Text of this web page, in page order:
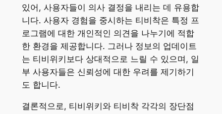
있어, 사용자들이 의사 결정을 내리는 데 유용합
니다. 사용자 경험을 중시하는 티비착은 특정 프
로그램에 대한 개인적인 의견을 나누기에 적합
한 환경을 제공합니다. 그러나 정보의 업데이트
는 티비위키보다 상대적으로 느릴 수 있으며, 일
부 사용자들은 신뢰성에 대한 우려를 제기하기
도 합니다.
결론적으로, 티비위키와 티비착 각각의 장단점